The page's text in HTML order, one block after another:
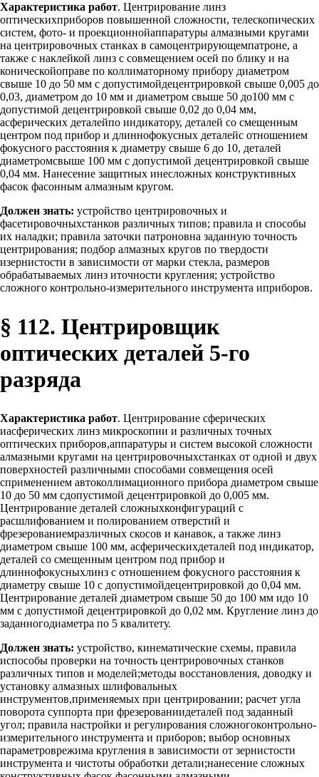
Характеристика работ. Центрирование линз
оптическихприборов повышенной сложности, телескопических
систем, фото- и проекционнойаппаратуры алмазными кругами
на центрировочных станках в самоцентрирующемпатроне, а
также с наклейкой линз с совмещением осей по блику и на
коническойоправе по коллиматорному прибору диаметром
свыше 10 до 50 мм с допустимойдецентрировкой свыше 0,005 до
0,03, диаметром до 10 мм и диаметром свыше 50 до100 мм с
допустимой децентрировкой свыше 0,02 до 0,04 мм,
асферических деталейпо индикатору, деталей со смещенным
центром под прибор и длиннофокусных деталейс отношением
фокусного расстояния к диаметру свыше 6 до 10, деталей
диаметромсвыше 100 мм с допустимой децентрировкой свыше
0,04 мм. Нанесение защитных инесложных конструктивных
фасок фасонным алмазным кругом.
Должен знать: устройство центрировочных и
фасетировочныхстанков различных типов; правила и способы
их наладки; правила заточки патроновна заданную точность
центрирования; подбор алмазных кругов по твердости
изернистости в зависимости от марки стекла, размеров
обрабатываемых линз иточности кругления; устройство
сложного контрольно-измерительного инструмента иприборов.
§ 112. Центрировщик
оптических деталей 5-го
разряда
Характеристика работ. Центрирование сферических
иасферических линз микроскопии и различных точных
оптических приборов,аппаратуры и систем высокой сложности
алмазными кругами на центрировочныхстанках от одной и двух
поверхностей различными способами совмещения осей
сприменением автоколлимационного прибора диаметром свыше
10 до 50 мм сдопустимой децентрировкой до 0,005 мм.
Центрирование деталей сложныхконфигураций с
расшлифованием и полированием отверстий и
фрезерованиемразличных скосов и канавок, а также линз
диаметром свыше 100 мм, асферическихдеталей под индикатор,
деталей со смещенным центром под прибор и
длиннофокусныхлинз с отношением фокусного расстояния к
диаметру свыше 10 с допустимойдецентрировкой до 0,04 мм.
Центрирование деталей диаметром свыше 50 до 100 мм идо 10
мм с допустимой децентрировкой до 0,02 мм. Кругление линз до
заданногодиаметра по 5 квалитету.
Должен знать: устройство, кинематические схемы, правила
испособы проверки на точность центрировочных станков
различных типов и моделей;методы восстановления, доводку и
установку алмазных шлифовальных
инструментов,применяемых при центрировании; расчет угла
поворота суппорта при фрезерованиидеталей под заданный
угол; правила настройки и регулирования сложногоконтрольно-
измерительного инструмента и приборов; выбор основных
параметроврежима кругления в зависимости от зернистости
инструмента и чистоты обработки детали;нанесение сложных